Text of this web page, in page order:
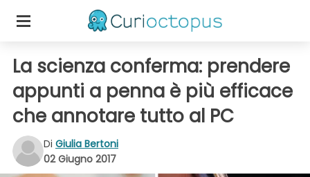
La scienza conferma: prendere
appunti a penna è più efficace
che annotare tutto al PC
Di Giulia Bertoni
02 Giugno 2017